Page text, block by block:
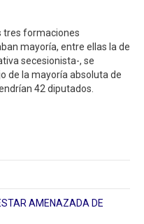
tres formaciones
mayoría, entre ellas la de
secesionista-, se
de la mayoría absoluta de
42 diputados.
AMENAZADA DE